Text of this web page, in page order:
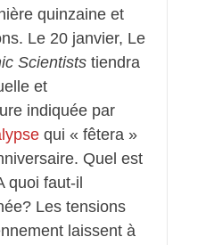
quinzaine et
Le 20 janvier, Le
Scientists tiendra
et
indiquée par
qui « fêtera »
Quel est
quoi faut-il
Les tensions
laissent à